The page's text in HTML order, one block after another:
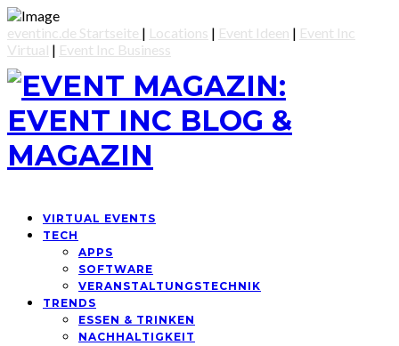
eventinc.de Startseite | Locations | Event Ideen | Event Inc
Virtual | Event Inc Business
VIRTUAL EVENTS
TECH
APPS
SOFTWARE
VERANSTALTUNGSTECHNIK
TRENDS
ESSEN & TRINKEN
NACHHALTIGKEIT